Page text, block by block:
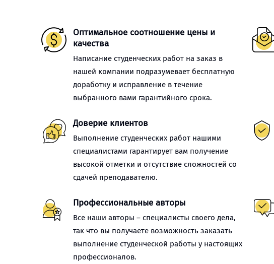
Оптимальное соотношение цены и
качества
Написание студенческих работ на заказ в
нашей компании подразумевает бесплатную
доработку и исправление в течение
выбранного вами гарантийного срока.
Доверие клиентов
Выполнение студенческих работ нашими
специалистами гарантирует вам получение
высокой отметки и отсутствие сложностей со
сдачей преподавателю.
Профессиональные авторы
Все наши авторы – специалисты своего дела,
так что вы получаете возможность заказать
выполнение студенческой работы у настоящих
профессионалов.